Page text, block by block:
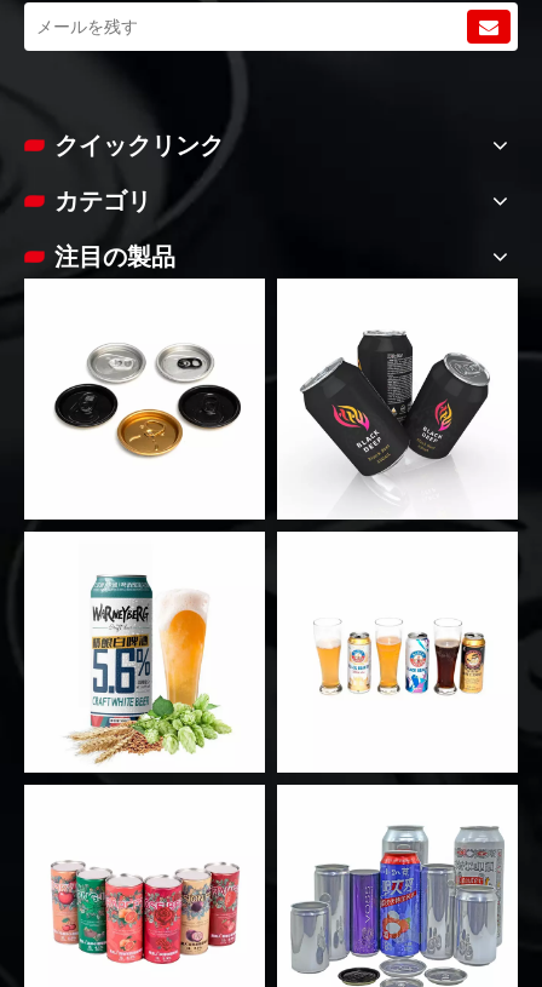
クイックリンク
カテゴリ
注目の製品